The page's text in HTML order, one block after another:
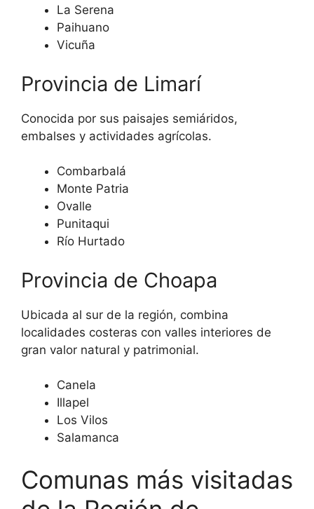
La Serena
Paihuano
Vicuña
Provincia de Limarí
Conocida por sus paisajes semiáridos,
embalses y actividades agrícolas.
Combarbalá
Monte Patria
Ovalle
Punitaqui
Río Hurtado
Provincia de Choapa
Ubicada al sur de la región, combina
localidades costeras con valles interiores de
gran valor natural y patrimonial.
Canela
Illapel
Los Vilos
Salamanca
Comunas más visitadas